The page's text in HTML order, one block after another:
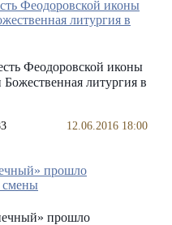
Феодоровской иконы
литургия в
12.06.2016 18:00
прошло